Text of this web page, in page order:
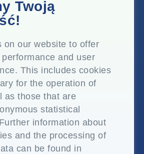
Twoją
on our website to offer
and user
This includes cookies
for the operation of
as those that are
statistical
information about
and the processing of
can be found in
Kamala City, Senapati Bapat
Mumbai - 400 013, Maharashtra,
Shahapur, Dist. Thane - 421 604,